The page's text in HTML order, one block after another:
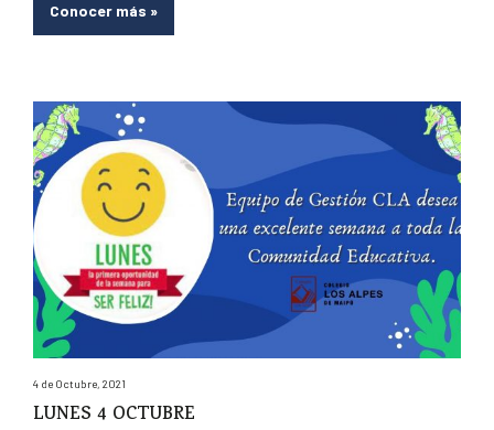
Conocer más »
4 de Octubre, 2021
LUNES 4 OCTUBRE